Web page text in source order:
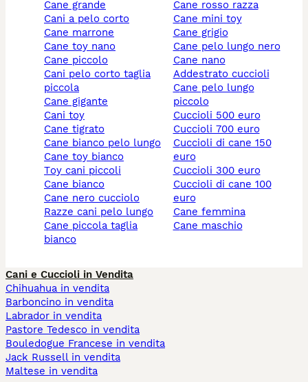
cane grande
cani a pelo corto
cane marrone
cane toy nano
cane piccolo
cani pelo corto taglia
piccola
cane gigante
cani toy
cane tigrato
cane bianco pelo lungo
cane toy bianco
toy cani piccoli
cane bianco
cane nero cucciolo
razze cani pelo lungo
cane piccola taglia
bianco
cane rosso razza
cane mini toy
cane grigio
cane pelo lungo nero
cane nano
addestrato cuccioli
cane pelo lungo
piccolo
cuccioli 500 euro
cuccioli 700 euro
cuccioli di cane 150
euro
cuccioli 300 euro
cuccioli di cane 100
euro
cane femmina
cane maschio
Cani e Cuccioli in Vendita
Chihuahua in vendita
Barboncino in vendita
Labrador in vendita
Pastore Tedesco in vendita
Bouledogue Francese in vendita
Jack Russell in vendita
Maltese in vendita